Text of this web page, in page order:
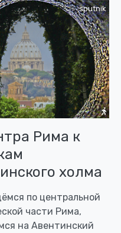
sputnik
Рима к
холма
по центральной
части Рима,
на Авентинский